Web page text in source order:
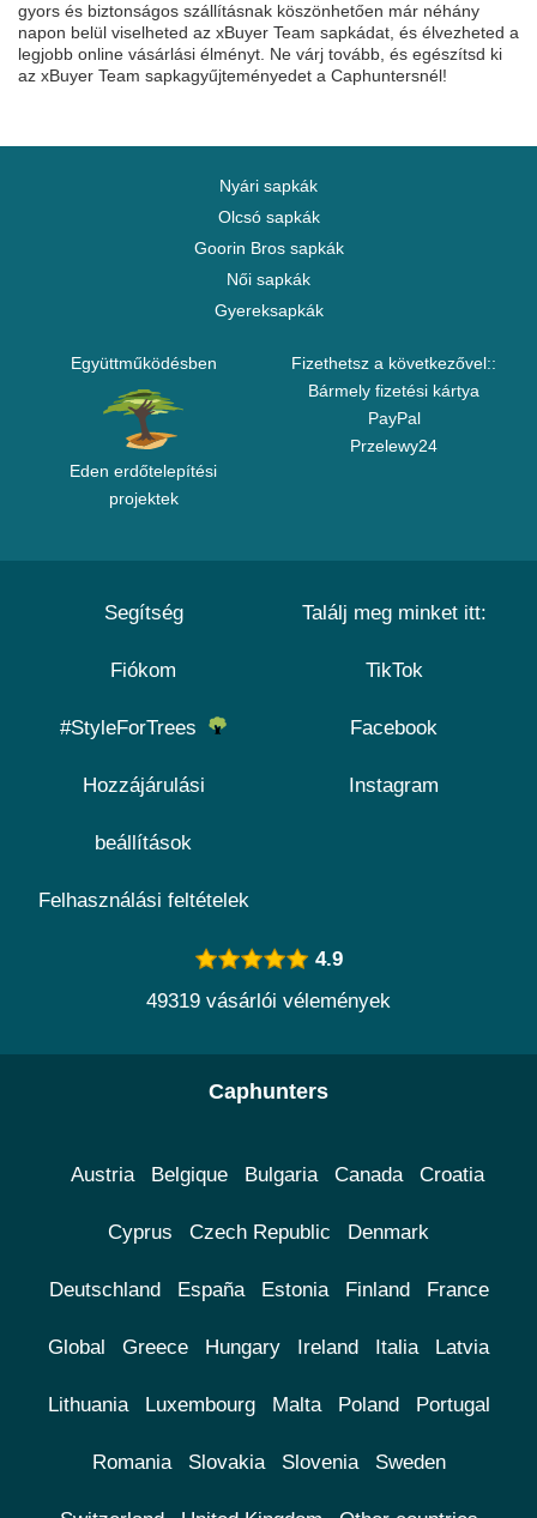
gyors és biztonságos szállításnak köszönhetően már néhány
napon belül viselheted az xBuyer Team sapkádat, és élvezheted a
legjobb online vásárlási élményt. Ne várj tovább, és egészítsd ki
az xBuyer Team sapkagyűjteményedet a Caphuntersnél!
Nyári sapkák
Olcsó sapkák
Goorin Bros sapkák
Női sapkák
Gyereksapkák
Együttműködésben
Eden erdőtelepítési
projektek
Fizethetsz a következővel::
Bármely fizetési kártya
PayPal
Przelewy24
Segítség
Fiókom
#StyleForTrees
Hozzájárulási
beállítások
Felhasználási feltételek
Találj meg minket itt:
TikTok
Facebook
Instagram
4.9
49319 vásárlói vélemények
Caphunters
Austria Belgique Bulgaria Canada Croatia
Cyprus Czech Republic Denmark
Deutschland España Estonia Finland France
Global Greece Hungary Ireland Italia Latvia
Lithuania Luxembourg Malta Poland Portugal
Romania Slovakia Slovenia Sweden